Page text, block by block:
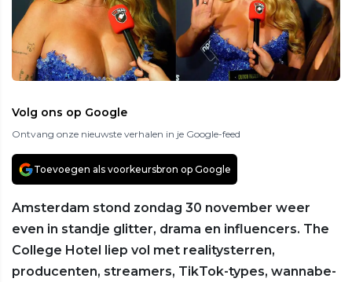
Volg ons op Google
Ontvang onze nieuwste verhalen in je Google-feed
Toevoegen als voorkeursbron op Google
Amsterdam stond zondag 30 november weer
even in standje glitter, drama en influencers. The
College Hotel liep vol met realitysterren,
producenten, streamers, TikTok-types, wannabe-